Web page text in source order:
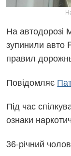
На автодорозі
зупинили авто
правил
Повідомляє
Під час
ознаки
36-річний